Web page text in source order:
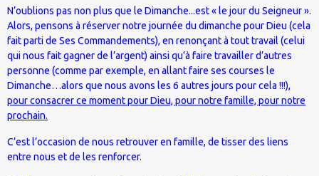
N’oublions pas non plus que le Dimanche...est « le jour du Seigneur ».
Alors, pensons à réserver notre journée du dimanche pour Dieu (cela
fait parti de Ses Commandements), en renonçant à tout travail (celui
qui nous fait gagner de l’argent) ainsi qu’à faire travailler d’autres
personne (comme par exemple, en allant faire ses courses le
Dimanche…alors que nous avons les 6 autres jours pour cela !!!),
pour consacrer ce moment pour Dieu, pour notre famille, pour notre
prochain.
C’est l’occasion de nous retrouver en famille, de tisser des liens
entre nous et de les renforcer.